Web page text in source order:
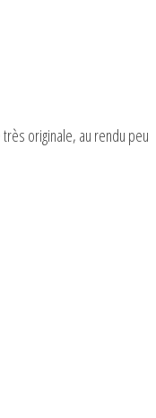
originale, au rendu peu